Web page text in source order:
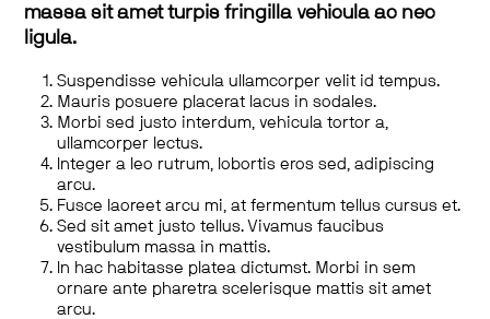
massa sit amet turpis fringilla vehicula ac nec
ligula.
Suspendisse vehicula ullamcorper velit id tempus.
Mauris posuere placerat lacus in sodales.
Morbi sed justo interdum, vehicula tortor a,
ullamcorper lectus.
Integer a leo rutrum, lobortis eros sed, adipiscing
arcu.
Fusce laoreet arcu mi, at fermentum tellus cursus et.
Sed sit amet justo tellus. Vivamus faucibus
vestibulum massa in mattis.
In hac habitasse platea dictumst. Morbi in sem
ornare ante pharetra scelerisque mattis sit amet
arcu.